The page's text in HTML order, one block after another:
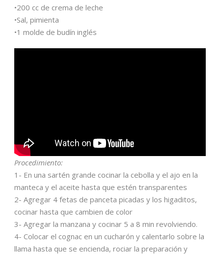
•200 cc de crema de leche
•Sal, pimienta
•1 molde de budín inglés
Procedimiento:
1- En una sartén grande cocinar la cebolla y el ajo en la
manteca y el aceite hasta que estén transparentes
2- Agregar 4 fetas de panceta picadas y los higaditos,
cocinar hasta que cambien de color
3- Agregar la manzana y cocinar 5 a 8 min revolviendo.
4- Colocar el cognac en un cucharón y calentarlo sobre la
llama hasta que se encienda, rociar la preparación y